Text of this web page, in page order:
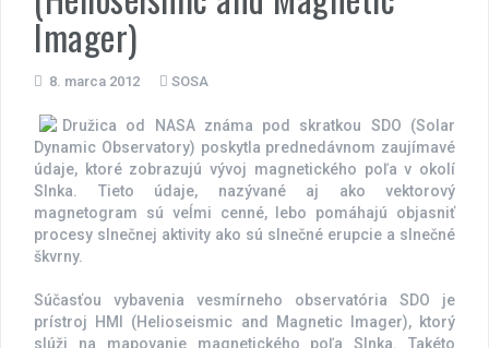
Imager)
8. marca 2012 SOSA
Družica od NASA známa pod skratkou SDO (Solar
Dynamic Observatory) poskytla prednedávnom zaujímavé
údaje, ktoré zobrazujú vývoj magnetického poľa v okolí
Slnka. Tieto údaje, nazývané aj ako vektorový
magnetogram sú veĺmi cenné, lebo pomáhajú objasniť
procesy slnečnej aktivity ako sú slnečné erupcie a slnečné
škvrny.
Súčasťou vybavenia vesmírneho observatória SDO je
prístroj HMI (Helioseismic and Magnetic Imager), ktorý
slúži na mapovanie magnetického poľa Slnka. Takéto